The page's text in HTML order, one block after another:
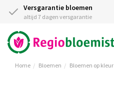
Versgarantie bloemen
altijd 7 dagen versgarantie
Home Bloemen Bloemen op kleur